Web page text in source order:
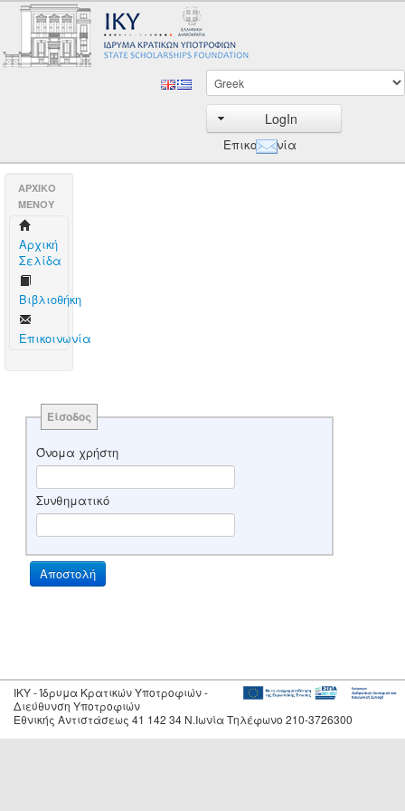
LogIn
Επικοινωνία
AΡΧΙΚΟ
ΜΕΝΟΥ
Aρχική
Σελίδα
Βιβλιοθήκη
Επικοινωνία
Είσοδος
Όνομα χρήστη
Συνθηματικό
IKY - Ίδρυμα Κρατικών Υποτροφιών -
Διεύθυνση Υποτροφιών
Εθνικής Αντιστάσεως 41 142 34 Ν.Ιωνία Τηλέφωνο 210-3726300